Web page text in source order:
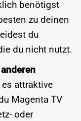
benötigst
zu deinen
du
du nicht nutzt.
attraktive
Magenta TV
oder